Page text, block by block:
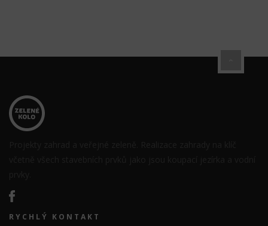
RYCHLÝ KONTAKT